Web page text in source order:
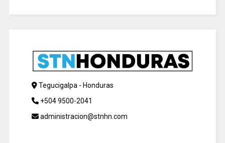
Tegucigalpa - Honduras
+504 9500-2041
administracion@stnhn.com